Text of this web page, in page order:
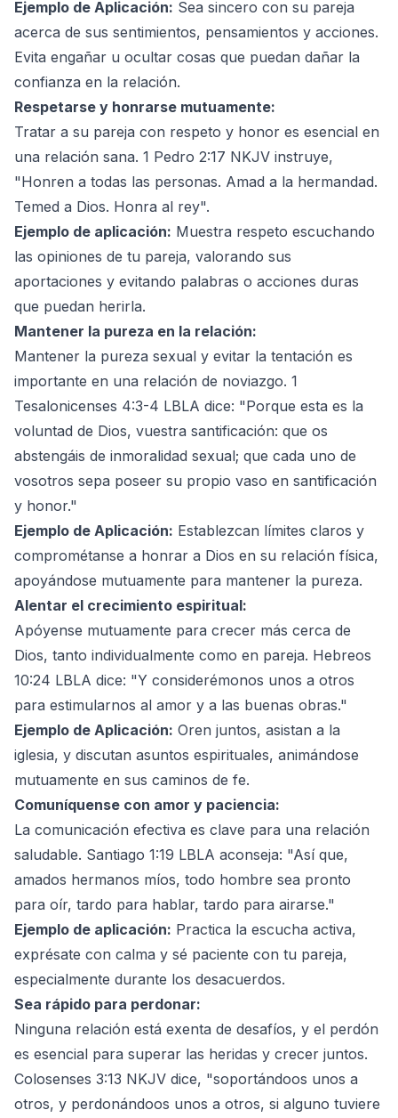
Ejemplo de Aplicación: Sea sincero con su pareja
acerca de sus sentimientos, pensamientos y acciones.
Evita engañar u ocultar cosas que puedan dañar la
confianza en la relación.
Respetarse y honrarse mutuamente:
Tratar a su pareja con respeto y honor es esencial en
una relación sana. 1 Pedro 2:17 NKJV instruye,
"Honren a todas las personas. Amad a la hermandad.
Temed a Dios. Honra al rey".
Ejemplo de aplicación: Muestra respeto escuchando
las opiniones de tu pareja, valorando sus
aportaciones y evitando palabras o acciones duras
que puedan herirla.
Mantener la pureza en la relación:
Mantener la pureza sexual y evitar la tentación es
importante en una relación de noviazgo. 1
Tesalonicenses 4:3-4 LBLA dice: "Porque esta es la
voluntad de Dios, vuestra santificación: que os
abstengáis de inmoralidad sexual; que cada uno de
vosotros sepa poseer su propio vaso en santificación
y honor."
Ejemplo de Aplicación: Establezcan límites claros y
comprométanse a honrar a Dios en su relación física,
apoyándose mutuamente para mantener la pureza.
Alentar el crecimiento espiritual:
Apóyense mutuamente para crecer más cerca de
Dios, tanto individualmente como en pareja. Hebreos
10:24 LBLA dice: "Y considerémonos unos a otros
para estimularnos al amor y a las buenas obras."
Ejemplo de Aplicación: Oren juntos, asistan a la
iglesia, y discutan asuntos espirituales, animándose
mutuamente en sus caminos de fe.
Comuníquense con amor y paciencia:
La comunicación efectiva es clave para una relación
saludable. Santiago 1:19 LBLA aconseja: "Así que,
amados hermanos míos, todo hombre sea pronto
para oír, tardo para hablar, tardo para airarse."
Ejemplo de aplicación: Practica la escucha activa,
exprésate con calma y sé paciente con tu pareja,
especialmente durante los desacuerdos.
Sea rápido para perdonar:
Ninguna relación está exenta de desafíos, y el perdón
es esencial para superar las heridas y crecer juntos.
Colosenses 3:13 NKJV dice, "soportándoos unos a
otros, y perdonándoos unos a otros, si alguno tuviere